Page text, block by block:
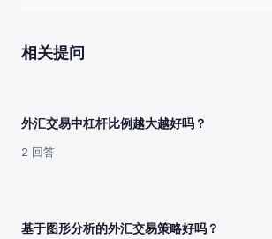
相关提问
外汇交易中杠杆比例越大越好吗？
2 回答
基于图形分析的外汇交易策略好吗？